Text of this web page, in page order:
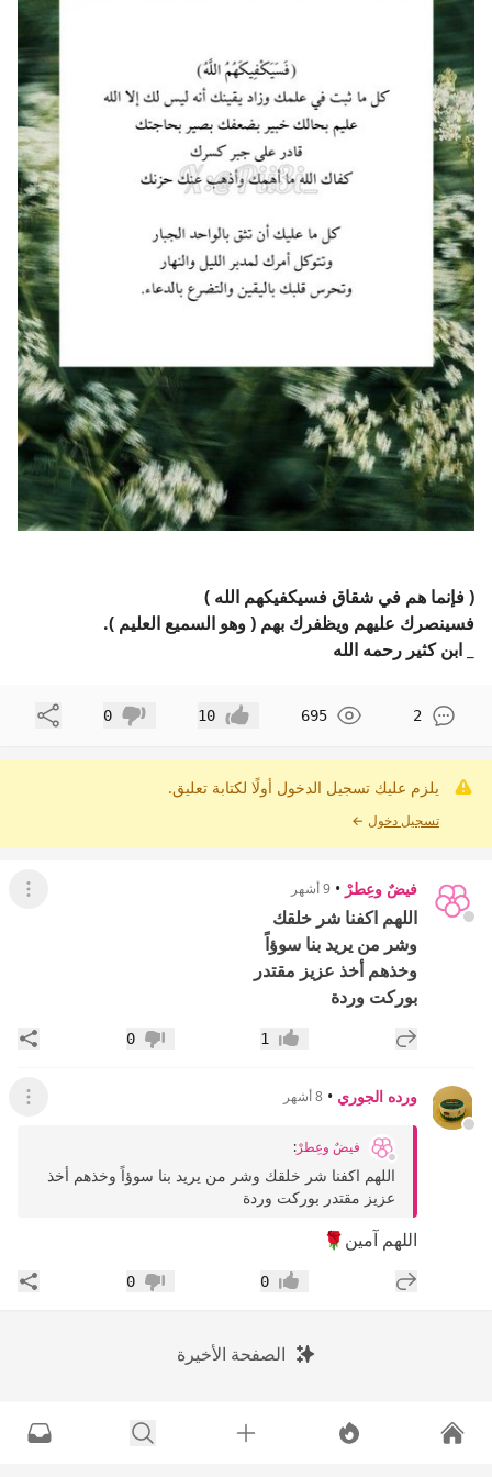
( فإنما هم في شقاق فسيكفيكهم الله )
فسينصرك عليهم ويظفرك بهم ( وهو السميع العليم ).
_ ابن كثير رحمه الله
2
695 إعجاب 10 عدم إعجاب
0 مشاركة
يلزم عليك تسجيل الدخول أولًا لكتابة تعليق.
تسجيل دخول ←
فيضٌ وعِطرْ • 9 أشهر عرض
اللهم اكفنا شر خلقك
وشر من يريد بنا سوؤاً
وخذهم أخذ عزيز مقتدر
بوركت وردة
إضافة رد جديد إعجاب1 عدم إعجاب
0
ورده الجوري • 8 أشهر عرض
فيضٌ وعِطرْ:
اللهم اكفنا شر خلقك وشر من يريد بنا سوؤاً وخذهم أخذ
عزيز مقتدر بوركت وردة
اللهم آمين🌹
إضافة رد جديد إعجاب0 عدم إعجاب
0
الصفحة الأخيرة